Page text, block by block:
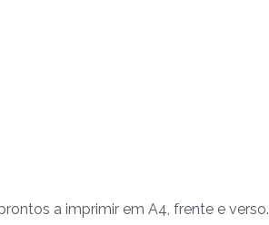
a imprimir em A4, frente e verso.